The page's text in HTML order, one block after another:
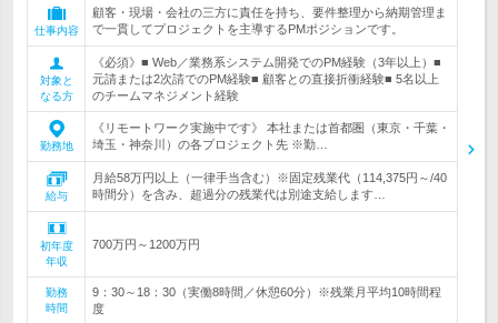
仕事内容
顧客・現場・会社の三方に責任を持ち、要件整理から納期管理ま
で一貫してプロジェクトを主導するPMポジションです。
対象と
なる方
《必須》■ Web／業務系システム開発でのPM経験（3年以上）■
元請または2次請でのPM経験■ 顧客との直接折衝経験■ 5名以上
のチームマネジメント経験
勤務地
《リモートワーク実施中です》 本社または首都圏（東京・千葉・
埼玉・神奈川）の各プロジェクト先 ※勤…
給与
月給58万円以上（一律手当含む）※固定残業代（114,375円～/40
時間分）を含み、超過分の残業代は別途支給します…
初年度
年収
700万円～1200万円
勤務
時間
9：30～18：30（実働8時間／休憩60分）※残業月平均10時間程
度